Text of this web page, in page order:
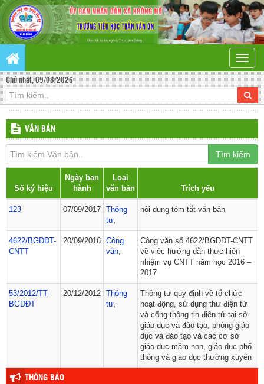
Toggle
Chủ nhật, 09/08/2026
VĂN BẢN
Tìm kiếm
Số ký hiệu
Ngày ban
hành
Loại
văn bản
Trích yếu
123 07/09/2017 Thông
tư
nội dung tóm tắt văn bản
4622/BGDĐT-
CNTT
20/09/2016 Công
văn
Công văn số 4622/BGDĐT-CNTT
về việc hướng dẫn thực hiện
nhiệm vụ CNTT năm học 2016 –
2017
53/2012/TT-
BGDĐT
20/12/2012 Thông
tư
Thông tư quy định về tổ chức
hoạt động, sử dụng thư điện tử
và cổng thông tin điện tử tại sở
giáo dục và đào tạo, phòng giáo
dục và đào tạo và các cơ sở
giáo dục mầm non, giáo dục phổ
thông và giáo dục thường xuyên
THÔNG BÁO